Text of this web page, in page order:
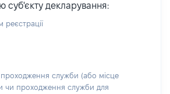
суб'єкту декларування:
реєстрації
служби (або місце
чи проходження служби для